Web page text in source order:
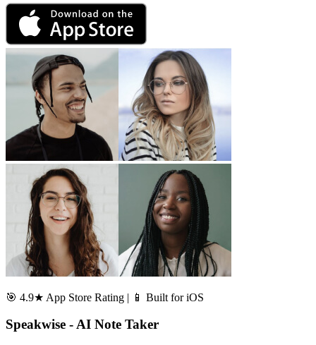
🎯 4.9★ App Store Rating | 📱 Built for iOS
Speakwise - AI Note Taker